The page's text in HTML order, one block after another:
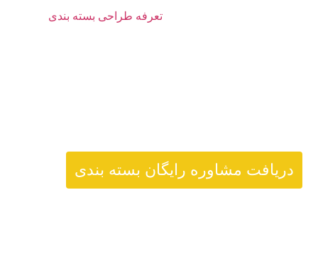
تعرفه طراحی بسته بندی
دریافت مشاوره رایگان بسته بندی